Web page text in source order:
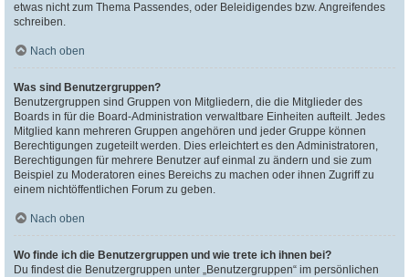
etwas nicht zum Thema Passendes, oder Beleidigendes bzw. Angreifendes
schreiben.
Nach oben
Was sind Benutzergruppen?
Benutzergruppen sind Gruppen von Mitgliedern, die die Mitglieder des
Boards in für die Board-Administration verwaltbare Einheiten aufteilt. Jedes
Mitglied kann mehreren Gruppen angehören und jeder Gruppe können
Berechtigungen zugeteilt werden. Dies erleichtert es den Administratoren,
Berechtigungen für mehrere Benutzer auf einmal zu ändern und sie zum
Beispiel zu Moderatoren eines Bereichs zu machen oder ihnen Zugriff zu
einem nichtöffentlichen Forum zu geben.
Nach oben
Wo finde ich die Benutzergruppen und wie trete ich ihnen bei?
Du findest die Benutzergruppen unter „Benutzergruppen“ im persönlichen